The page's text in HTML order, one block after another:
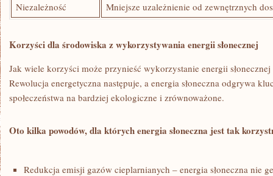
Niezależność
Mniejsze uzależnienie od zewnętrznych
Korzyści dla środowiska z wykorzystywania energii słonecznej
Jak wiele korzyści może przynieść wykorzystanie energii
Rewolucja energetyczna następuje, a ‍energia słoneczna odgrywa
społeczeństwa na ⁣bardziej ekologiczne i zrównoważone.
Oto‌ kilka powodów, dla których energia słoneczna jest tak⁢
Redukcja emisji gazów cieplarnianych – energia słoneczna nie